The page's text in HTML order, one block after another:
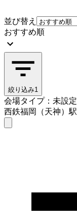
並び替え
おすすめ順
絞り込み1
会場タイプ：未設定
西鉄福岡（天神）駅